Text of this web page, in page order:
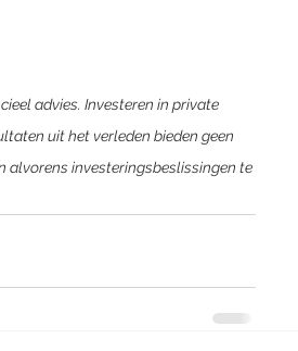
advies. Investeren in private
uit het verleden bieden geen
alvorens investeringsbeslissingen te